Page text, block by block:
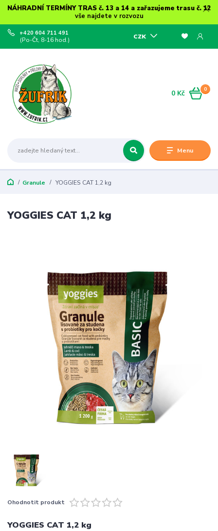
NÁHRADNÍ TERMÍNY TRAS č. 13 a 14 a zařazujeme trasu č. 12
vše najdete v rozvozu
Menu
CZK
+420 604 711 491
(Po-Čt, 8-16 hod.)
0
0 Kč
Granule YOGGIES CAT 1,2 kg
YOGGIES CAT 1,2 kg
Ohodnotit produkt
YOGGIES CAT 1,2 kg